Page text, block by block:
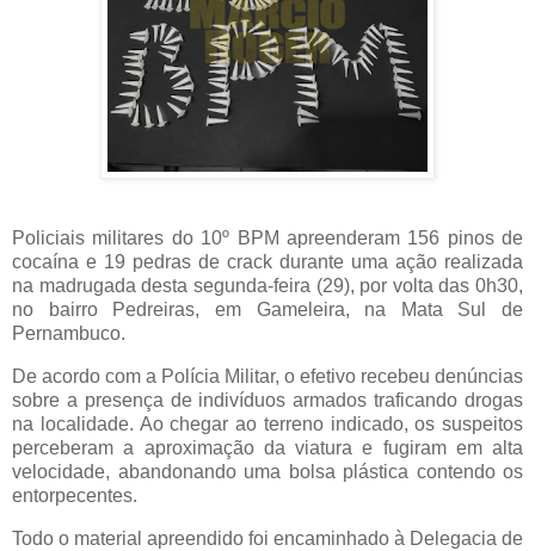
Policiais militares do 10º BPM apreenderam 156 pinos de
cocaína e 19 pedras de crack durante uma ação realizada
na madrugada desta segunda-feira (29), por volta das 0h30,
no bairro Pedreiras, em Gameleira, na Mata Sul de
Pernambuco.
De acordo com a Polícia Militar, o efetivo recebeu denúncias
sobre a presença de indivíduos armados traficando drogas
na localidade. Ao chegar ao terreno indicado, os suspeitos
perceberam a aproximação da viatura e fugiram em alta
velocidade, abandonando uma bolsa plástica contendo os
entorpecentes.
Todo o material apreendido foi encaminhado à Delegacia de